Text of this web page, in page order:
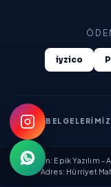
iyzico
YASAL BELGELERİMİZ
Ünvan: Epik Yazılım -
Adres: Hürriyet